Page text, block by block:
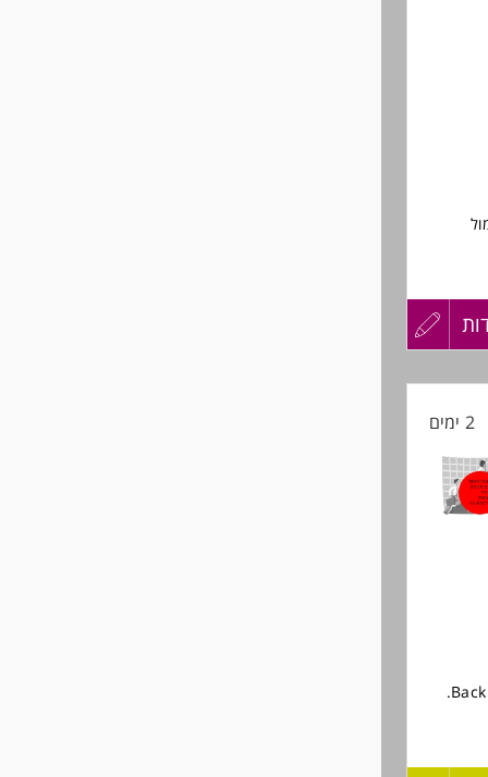
עדכון
2 ימים